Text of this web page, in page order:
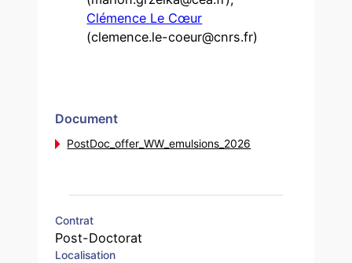
Contrat
Post-Doctorat
Localisation
Clémence Le Cœur
(clemence.le-coeur@cnrs.fr)
Document
PostDoc_offer_WW_emulsions_2026